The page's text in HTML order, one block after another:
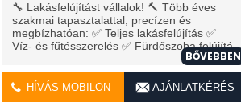
🔧 Lakásfelújítást vállalok! 🔨 Több éves
szakmai tapasztalattal, precízen és
megbízhatóan: ✅ Teljes lakásfelújítás ✅
Víz- és fűtésszerelés ✅ Fürdőszoba felújítá
BŐVEBBEN
HÍVÁS MOBILON AJÁNLATKÉRÉS